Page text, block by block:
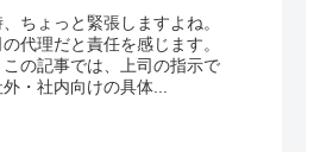
ちょっと緊張しますよね。
代理だと責任を感じます。
の記事では、上司の指示で
・社内向けの具体...